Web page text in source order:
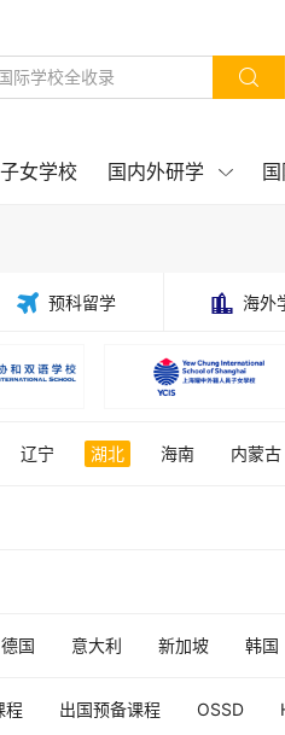

女学校 国内外研学 
 预科留学  海外
辽宁 湖北 海南 内蒙古
德国 意大利 新加坡 韩国
程 出国预备课程 OSSD